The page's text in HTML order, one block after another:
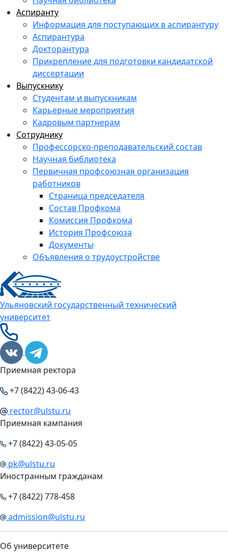
Аспиранту
Информация для поступающих в аспирантуру
Аспирантура
Докторантура
Прикрепление для подготовки кандидатской
диссертации
Выпускнику
Студентам и выпускникам
Карьерные мероприятия
Кадровым партнерам
Сотруднику
Профессорско-преподавательский состав
Научная библиотека
Первичная профсоюзная организация
работников
Страница председателя
Состав Профкома
Комиссия Профкома
История Профсоюза
Документы
Объявления о трудоустройстве
Ульяновский государственный технический
университет
Приемная ректора
+7 (8422) 43-06-43
rector@ulstu.ru
Приемная кампания
+7 (8422) 43-05-05
pk@ulstu.ru
Иностранным гражданам
+7 (8422) 778-458
admission@ulstu.ru
Об университете